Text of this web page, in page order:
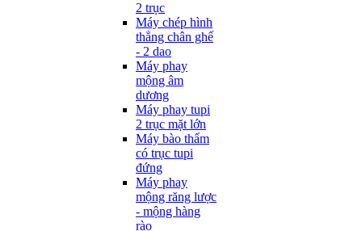
2 trục
Máy chép hình
thẳng chân ghế
- 2 dao
Máy phay
mộng âm
dương
Máy phay tupi
2 trục mặt lớn
Máy bào thẩm
có trục tupi
đứng
Máy phay
mộng răng lược
- mộng hàng
rào